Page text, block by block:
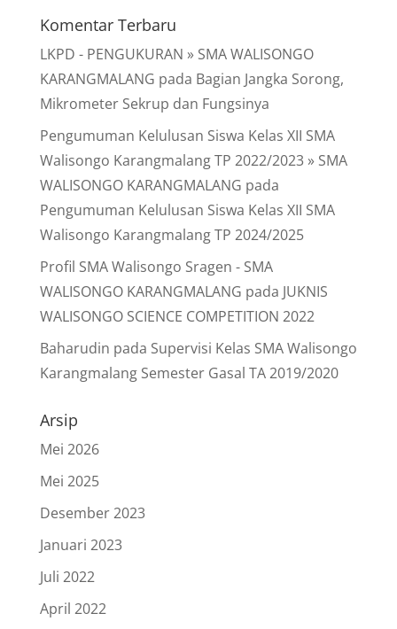
Komentar Terbaru
LKPD - PENGUKURAN » SMA WALISONGO
KARANGMALANG pada Bagian Jangka Sorong,
Mikrometer Sekrup dan Fungsinya
Pengumuman Kelulusan Siswa Kelas XII SMA
Walisongo Karangmalang TP 2022/2023 » SMA
WALISONGO KARANGMALANG pada
Pengumuman Kelulusan Siswa Kelas XII SMA
Walisongo Karangmalang TP 2024/2025
Profil SMA Walisongo Sragen - SMA
WALISONGO KARANGMALANG pada JUKNIS
WALISONGO SCIENCE COMPETITION 2022
Baharudin pada Supervisi Kelas SMA Walisongo
Karangmalang Semester Gasal TA 2019/2020
Arsip
Mei 2026
Mei 2025
Desember 2023
Januari 2023
Juli 2022
April 2022